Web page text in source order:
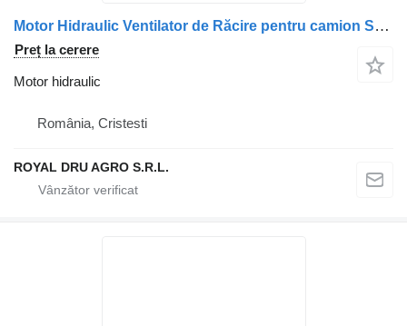
Motor Hidraulic Ventilator de Răcire pentru camion Scania (Coduri: 2196418, 2032381, 1853889)
Preț la cerere
Motor hidraulic
România, Cristesti
ROYAL DRU AGRO S.R.L.